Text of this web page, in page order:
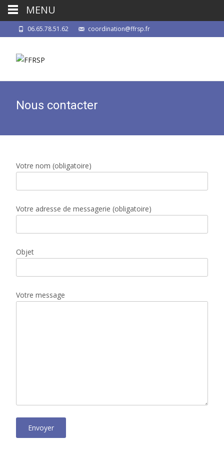
06.65.78.51.62 coordination@ffrsp.fr
Nous contacter
Votre nom (obligatoire)
Votre adresse de messagerie (obligatoire)
Objet
Votre message
MENU